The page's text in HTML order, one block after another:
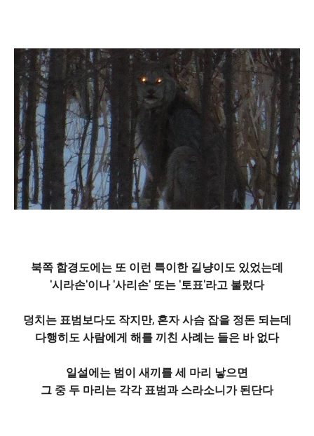
북쪽 함경도에는 또 이런 특이한 길냥이도 있었는데
'시라손'이나 '사리손' 또는 '토표'라고 불렀다
덩치는 표범보다도 작지만, 혼자 사슴 잡을 정돈 되는데
다행히도 사람에게 해를 끼친 사례는 들은 바 없다
일설에는 범이 새끼를 세 마리 낳으면
그 중 두 마리는 각각 표범과 스라소니가 된단다